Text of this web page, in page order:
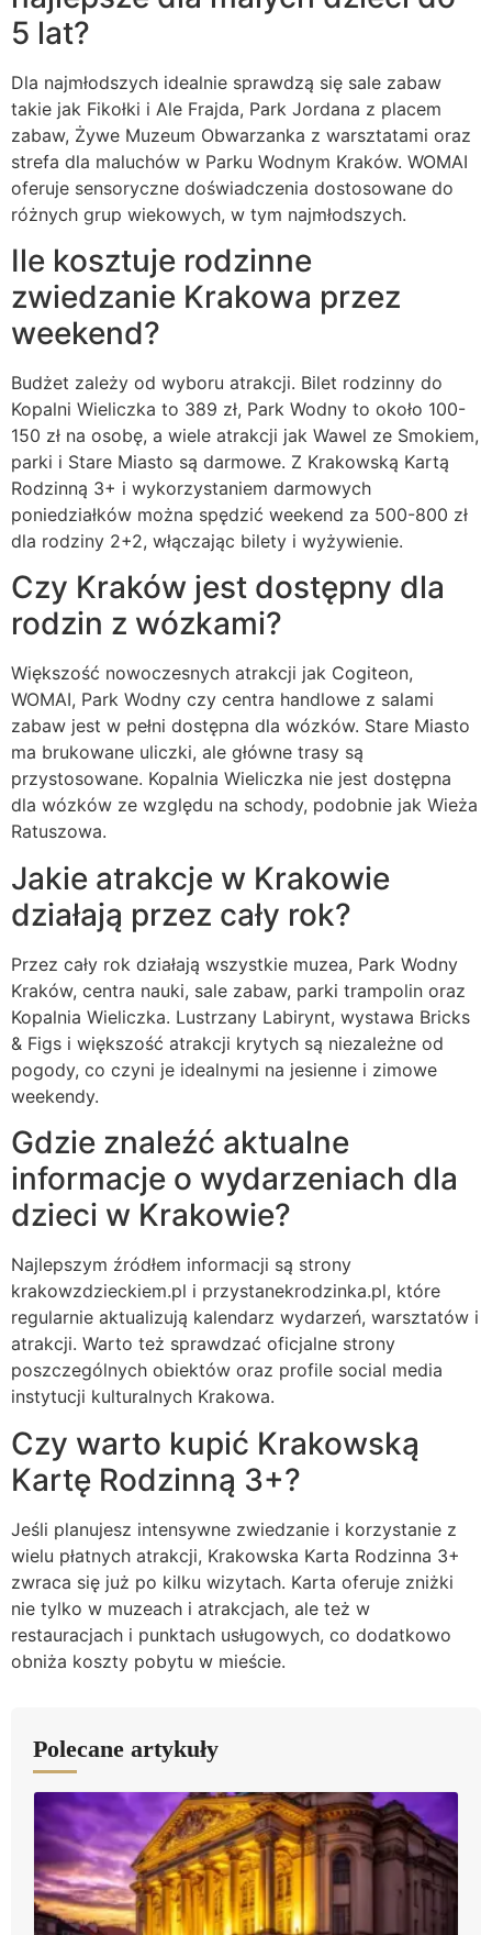
5 lat?
Dla najmłodszych idealnie sprawdzą się sale zabaw
takie jak Fikołki i Ale Frajda, Park Jordana z placem
zabaw, Żywe Muzeum Obwarzanka z warsztatami oraz
strefa dla maluchów w Parku Wodnym Kraków. WOMAI
oferuje sensoryczne doświadczenia dostosowane do
różnych grup wiekowych, w tym najmłodszych.
Ile kosztuje rodzinne
zwiedzanie Krakowa przez
weekend?
Budżet zależy od wyboru atrakcji. Bilet rodzinny do
Kopalni Wieliczka to 389 zł, Park Wodny to około 100-
150 zł na osobę, a wiele atrakcji jak Wawel ze Smokiem,
parki i Stare Miasto są darmowe. Z Krakowską Kartą
Rodzinną 3+ i wykorzystaniem darmowych
poniedziałków można spędzić weekend za 500-800 zł
dla rodziny 2+2, włączając bilety i wyżywienie.
Czy Kraków jest dostępny dla
rodzin z wózkami?
Większość nowoczesnych atrakcji jak Cogiteon,
WOMAI, Park Wodny czy centra handlowe z salami
zabaw jest w pełni dostępna dla wózków. Stare Miasto
ma brukowane uliczki, ale główne trasy są
przystosowane. Kopalnia Wieliczka nie jest dostępna
dla wózków ze względu na schody, podobnie jak Wieża
Ratuszowa.
Jakie atrakcje w Krakowie
działają przez cały rok?
Przez cały rok działają wszystkie muzea, Park Wodny
Kraków, centra nauki, sale zabaw, parki trampolin oraz
Kopalnia Wieliczka. Lustrzany Labirynt, wystawa Bricks
& Figs i większość atrakcji krytych są niezależne od
pogody, co czyni je idealnymi na jesienne i zimowe
weekendy.
Gdzie znaleźć aktualne
informacje o wydarzeniach dla
dzieci w Krakowie?
Najlepszym źródłem informacji są strony
krakowzdzieckiem.pl i przystanekrodzinka.pl, które
regularnie aktualizują kalendarz wydarzeń, warsztatów i
atrakcji. Warto też sprawdzać oficjalne strony
poszczególnych obiektów oraz profile social media
instytucji kulturalnych Krakowa.
Czy warto kupić Krakowską
Kartę Rodzinną 3+?
Jeśli planujesz intensywne zwiedzanie i korzystanie z
wielu płatnych atrakcji, Krakowska Karta Rodzinna 3+
zwraca się już po kilku wizytach. Karta oferuje zniżki
nie tylko w muzeach i atrakcjach, ale też w
restauracjach i punktach usługowych, co dodatkowo
obniża koszty pobytu w mieście.
Polecane artykuły